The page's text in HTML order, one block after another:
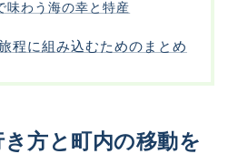
味わう海の幸と特産
程に組み込むためのまとめ
方と町内の移動を